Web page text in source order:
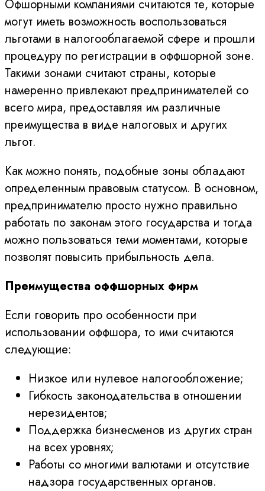
Офшорными компаниями считаются те, которые
могут иметь возможность воспользоваться
льготами в налогооблагаемой сфере и прошли
процедуру по регистрации в оффшорной зоне.
Такими зонами считают страны, которые
намеренно привлекают предпринимателей со
всего мира, предоставляя им различные
преимущества в виде налоговых и других
льгот.
Как можно понять, подобные зоны обладают
определенным правовым статусом. В основном,
предпринимателю просто нужно правильно
работать по законам этого государства и тогда
можно пользоваться теми моментами, которые
позволят повысить прибыльность дела.
Преимущества оффшорных фирм
Если говорить про особенности при
использовании оффшора, то ими считаются
следующие:
Низкое или нулевое налогообложение;
Гибкость законодательства в отношении
нерезидентов;
Поддержка бизнесменов из других стран
на всех уровнях;
Работы со многими валютами и отсутствие
надзора государственных органов.